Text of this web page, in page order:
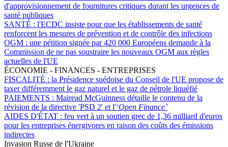
d'approvisionnement de fournitures critiques durant les urgences de
santé publiques
SANTÉ : l'ECDC insiste pour que les établissements de santé
renforcent les mesures de prévention et de contrôle des infections
OGM : une pétition signée par 420 000 Européens demande à la
Commission de ne pas soustraire les nouveaux OGM aux règles
actuelles de l'UE
ÉCONOMIE - FINANCES - ENTREPRISES
FISCALITÉ : la Présidence suédoise du Conseil de l'UE propose de
taxer différemment le gaz naturel et le gaz de pétrole liquéfié
PAIEMENTS : Mairead McGuinness détaille le contenu de la
révision de la directive 'PSD 2' et l'‘Open Finance’
AIDES D'ÉTAT : feu vert à un soutien grec de 1,36 milliard d'euros
pour les entreprises énergivores en raison des coûts des émissions
indirectes
Invasion Russe de l'Ukraine